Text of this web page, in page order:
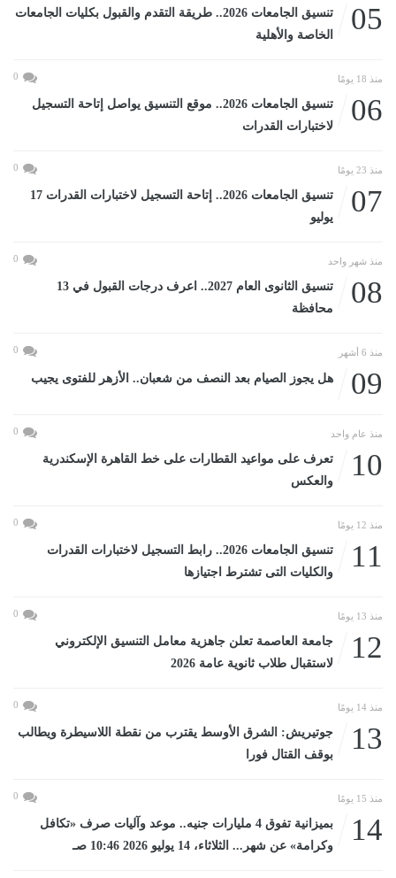
05
تنسيق الجامعات 2026.. طريقة التقدم والقبول بكليات الجامعات
الخاصة والأهلية
منذ 18 يومًا 0
06
تنسيق الجامعات 2026.. موقع التنسيق يواصل إتاحة التسجيل
لاختبارات القدرات
منذ 23 يومًا 0
07
تنسيق الجامعات 2026.. إتاحة التسجيل لاختبارات القدرات 17
يوليو
منذ شهر واحد 0
08
تنسيق الثانوى العام 2027.. اعرف درجات القبول في 13
محافظة
منذ 6 أشهر 0
09 هل يجوز الصيام بعد النصف من شعبان.. الأزهر للفتوى يجيب
منذ عام واحد 0
10
تعرف على مواعيد القطارات على خط القاهرة الإسكندرية
والعكس
منذ 12 يومًا 0
11
تنسيق الجامعات 2026.. رابط التسجيل لاختبارات القدرات
والكليات التى تشترط اجتيازها
منذ 13 يومًا 0
12
جامعة العاصمة تعلن جاهزية معامل التنسيق الإلكتروني
لاستقبال طلاب ثانوية عامة 2026
منذ 14 يومًا 0
13
جوتيريش: الشرق الأوسط يقترب من نقطة اللاسيطرة ويطالب
بوقف القتال فورا
منذ 15 يومًا 0
14
بميزانية تفوق 4 مليارات جنيه.. موعد وآليات صرف «تكافل
وكرامة» عن شهر... الثلاثاء، 14 يوليو 2026 10:46 صـ